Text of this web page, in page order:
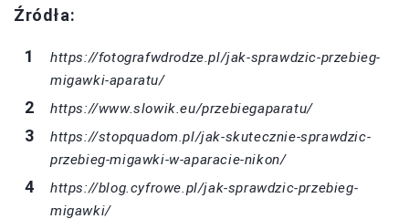
Źródła:
https://fotografwdrodze.pl/jak-sprawdzic-przebieg-
migawki-aparatu/
https://www.slowik.eu/przebiegaparatu/
https://stopquadom.pl/jak-skutecznie-sprawdzic-
przebieg-migawki-w-aparacie-nikon/
https://blog.cyfrowe.pl/jak-sprawdzic-przebieg-
migawki/